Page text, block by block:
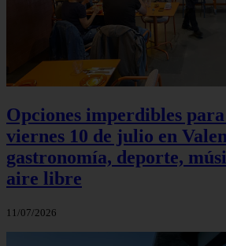
Opciones imperdibles
viernes 10 de julio en
gastronomía, deporte,
aire libre
11/07/2026